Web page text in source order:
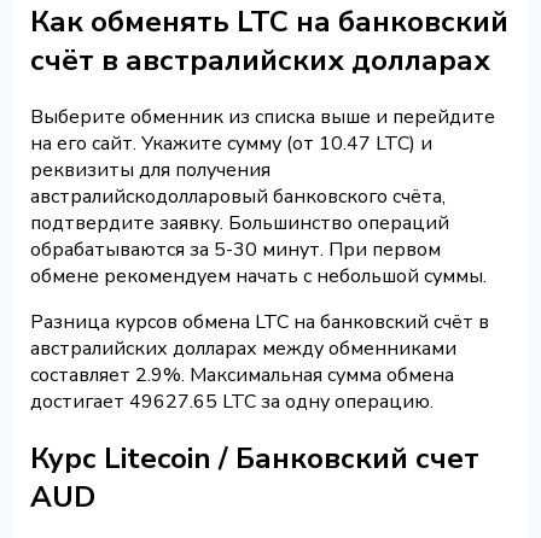
Как обменять LTC на банковский
счёт в австралийских долларах
Выберите обменник из списка выше и перейдите
на его сайт. Укажите сумму (от 10.47 LTC) и
реквизиты для получения
австралийскодолларовый банковского счёта,
подтвердите заявку. Большинство операций
обрабатываются за 5-30 минут. При первом
обмене рекомендуем начать с небольшой суммы.
Разница курсов обмена LTC на банковский счёт в
австралийских долларах между обменниками
составляет 2.9%. Максимальная сумма обмена
достигает 49627.65 LTC за одну операцию.
Курс Litecoin / Банковский счет
AUD